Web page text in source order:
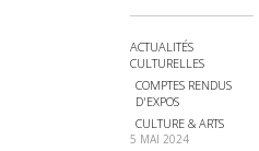
ACTUALITÉS
CULTURELLES
COMPTES RENDUS
D'EXPOS
CULTURE & ARTS
5 MAI 2024